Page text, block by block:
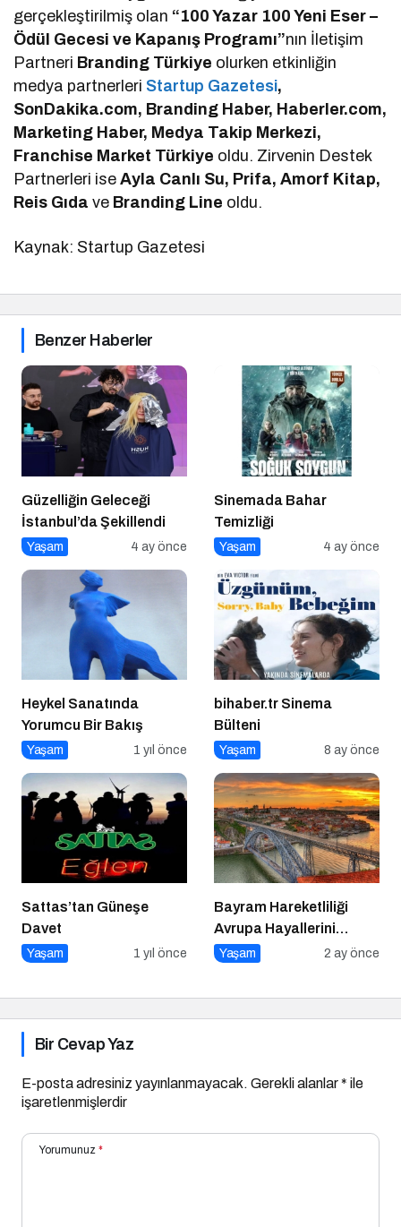
gerçekleştirilmiş olan “100 Yazar 100 Yeni Eser –
Ödül Gecesi ve Kapanış Programı”nın İletişim
Partneri Branding Türkiye olurken etkinliğin
medya partnerleri Startup Gazetesi,
SonDakika.com, Branding Haber, Haberler.com,
Marketing Haber, Medya Takip Merkezi,
Franchise Market Türkiye oldu. Zirvenin Destek
Partnerleri iseAyla Canlı Su, Prifa, Amorf Kitap,
Reis Gıda ve Branding Line oldu.
Kaynak: Startup Gazetesi
Benzer Haberler
Güzelliğin Geleceği
İstanbul’da Şekillendi
Yaşam 4 ay önce
Sinemada Bahar
Temizliği
Yaşam 4 ay önce
Heykel Sanatında
Yorumcu Bir Bakış
Yaşam 1 yıl önce
bihaber.tr Sinema
Bülteni
Yaşam 8 ay önce
Sattas’tan Güneşe
Davet
Yaşam 1 yıl önce
Bayram Hareketliliği
Avrupa Hayallerini
Tetikledi
Yaşam 2 ay önce
Bir Cevap Yaz
E-posta adresiniz yayınlanmayacak. Gerekli alanlar* ile
işaretlenmişlerdir
Yorumunuz *